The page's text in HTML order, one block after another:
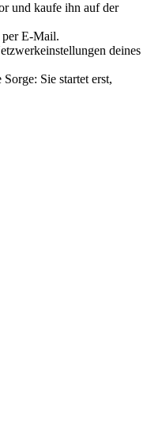
und kaufe ihn auf der
per E-Mail.
deines
Sie startet erst,